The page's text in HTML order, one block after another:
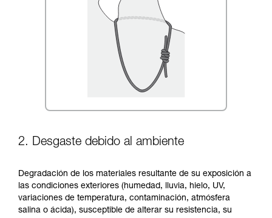
2. Desgaste debido al ambiente
Degradación de los materiales resultante de su exposición a
las condiciones exteriores (humedad, lluvia, hielo, UV,
variaciones de temperatura, contaminación, atmósfera
salina o ácida), susceptible de alterar su resistencia, su